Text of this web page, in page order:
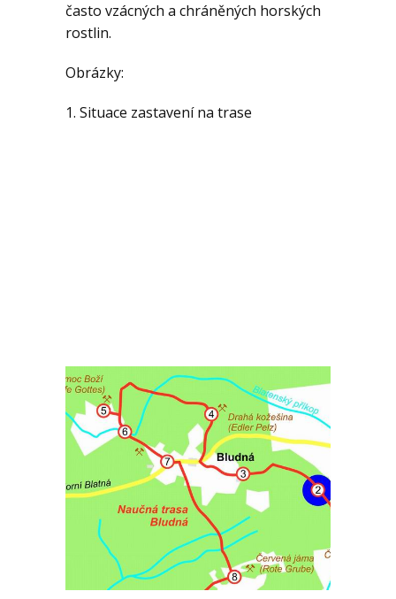
často vzácných a chráněných horských
rostlin.
Obrázky:
1. Situace zastavení na trase